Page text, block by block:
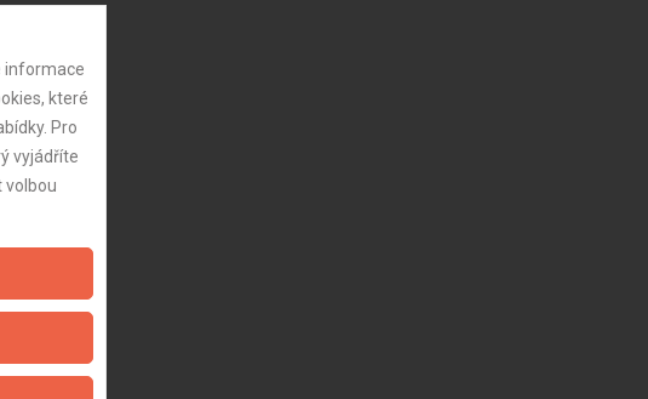
informace
které
Pro
vyjádříte
volbou